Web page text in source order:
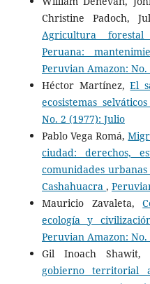
Christine Padoch,
Agricultura
Peruana:
Peruvian Amazon:
Héctor Martínez,El
ecosistemas
No. 2 (1977): Julio
Pablo Vega Romá,
ciudad: derechos,
comunidades
Cashahuacra ,
Mauricio Zavaleta,
ecología y
Peruvian Amazon: No.
Gil Inoach Shawit,
gobierno territorial